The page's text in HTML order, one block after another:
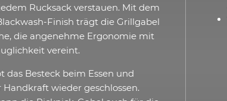
Rucksack verstauen. Mit dem
Finish trägt die Grillgabel
die angenehme Ergonomie mit
vereint.
das Besteck beim Essen und
wieder geschlossen.